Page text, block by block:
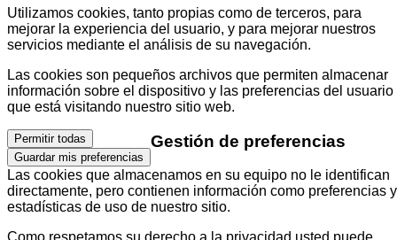
Utilizamos cookies, tanto propias como de terceros, para
mejorar la experiencia del usuario, y para mejorar nuestros
servicios mediante el análisis de su navegación.
Las cookies son pequeños archivos que permiten almacenar
información sobre el dispositivo y las preferencias del usuario
que está visitando nuestro sitio web.
Permitir todas
Guardar mis preferencias
Gestión de preferencias
Las cookies que almacenamos en su equipo no le identifican
directamente, pero contienen información como preferencias y
estadísticas de uso de nuestro sitio.